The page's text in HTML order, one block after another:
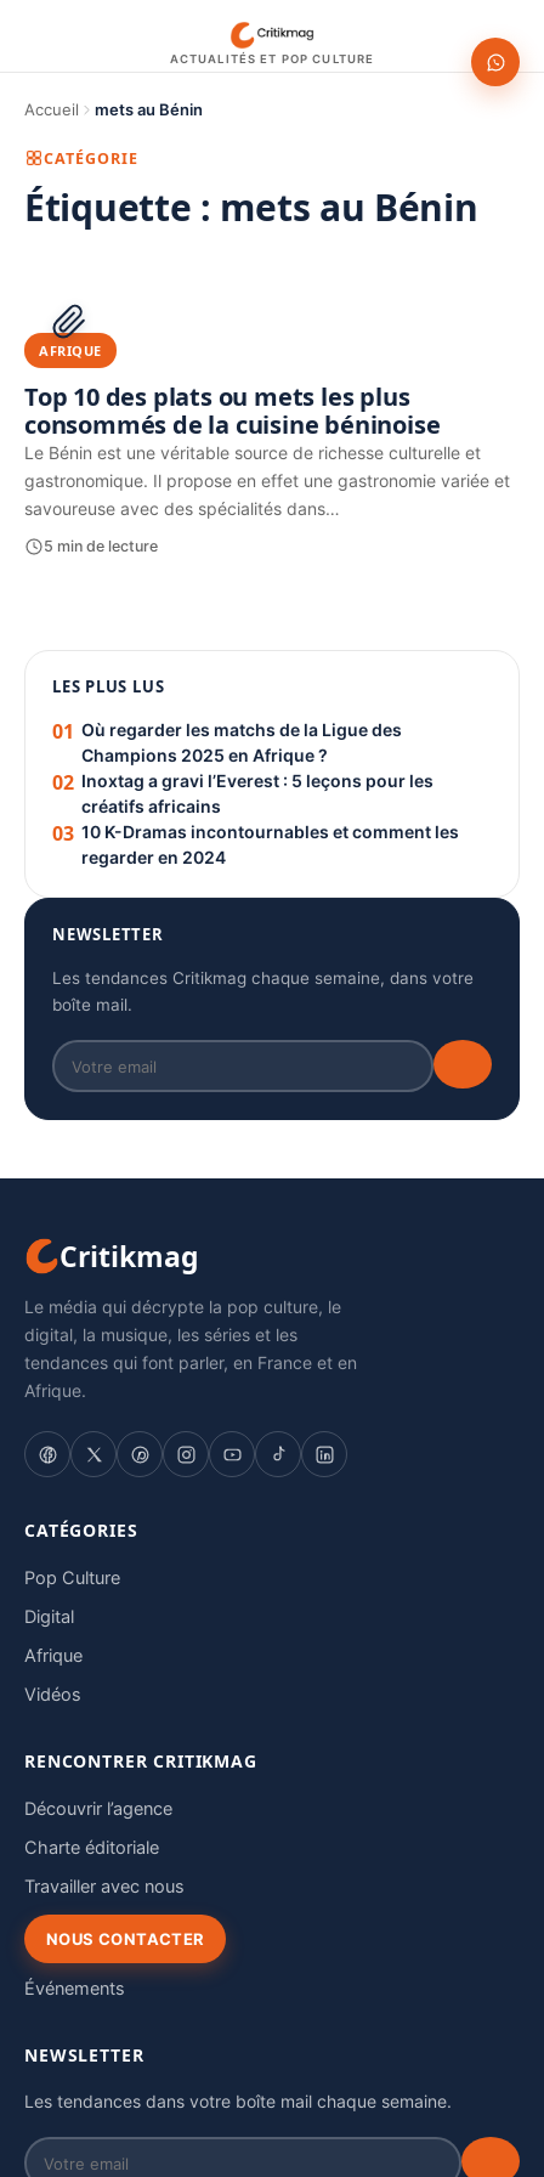
ACTUALITÉS ET POP CULTURE
Accueil mets au Bénin
CATÉGORIE
Étiquette : mets au Bénin
PUBLICITÉ
AFRIQUE
Top 10 des plats ou mets les plus
consommés de la cuisine béninoise
Le Bénin est une véritable source de richesse culturelle et
gastronomique. Il propose en effet une gastronomie variée et
savoureuse avec des spécialités dans…
5 min de lecture
PUBLICITÉ
LES PLUS LUS
01 Où regarder les matchs de la Ligue des
Champions 2025 en Afrique ?
02 Inoxtag a gravi l’Everest : 5 leçons pour les
créatifs africains
03 10 K-Dramas incontournables et comment les
regarder en 2024
NEWSLETTER
Les tendances Critikmag chaque semaine, dans votre
boîte mail.
Critikmag
Le média qui décrypte la pop culture, le
digital, la musique, les séries et les
tendances qui font parler, en France et en
Afrique.
CATÉGORIES
Pop Culture
Digital
Afrique
Vidéos
RENCONTRER CRITIKMAG
Découvrir l’agence
Charte éditoriale
Travailler avec nous
NOUS CONTACTER
Événements
NEWSLETTER
Les tendances dans votre boîte mail chaque semaine.